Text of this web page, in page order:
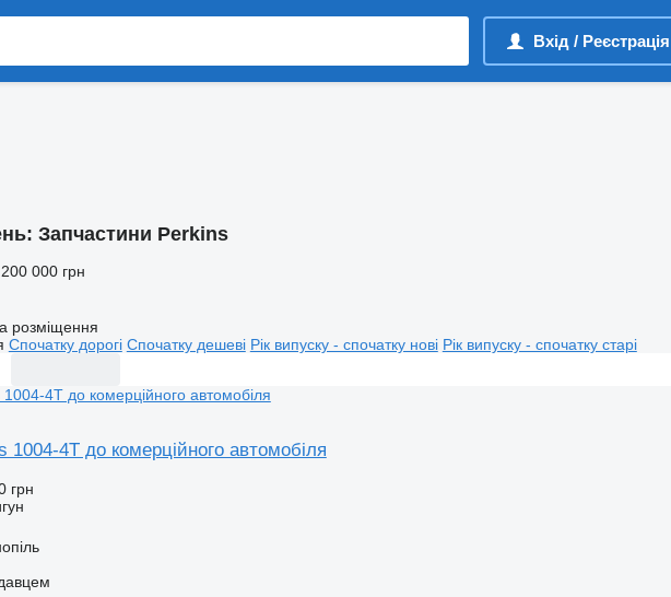
Вхід / Реєстрація
Запчастини Perkins
000 грн
розміщення
Спочатку дорогі Спочатку дешеві Рік випуску - спочатку нові Рік випуску - спочатку старі
1004-4T до комерційного автомобіля
грн